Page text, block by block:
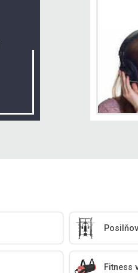
Fitness